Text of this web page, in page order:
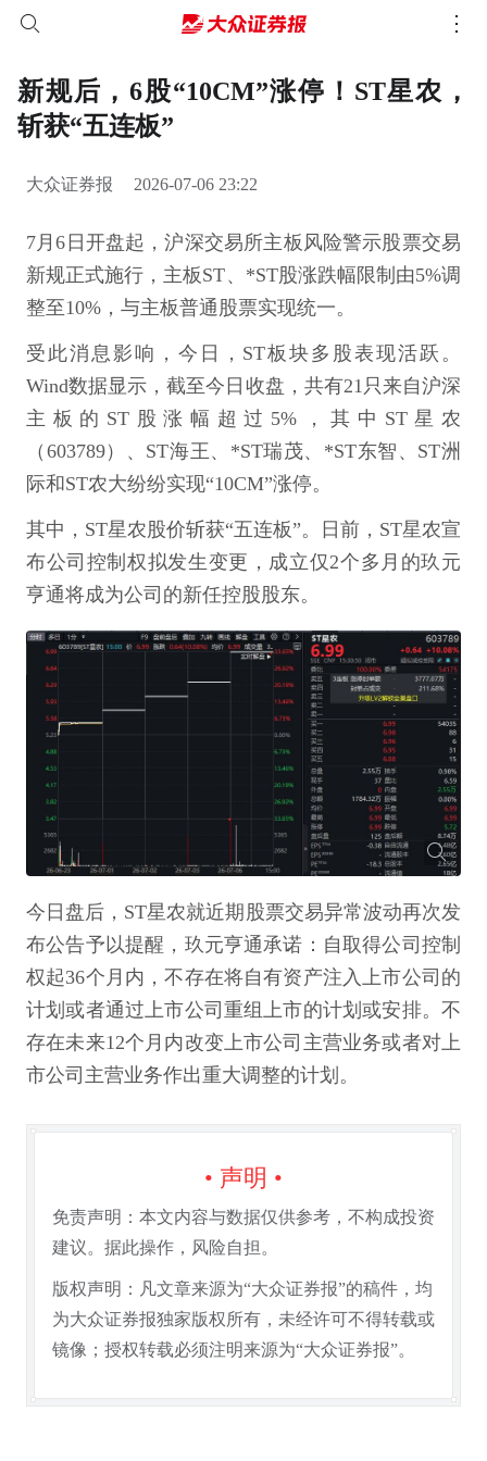
新规后，6股“10CM”涨停！ST星农，
斩获“五连板”
大众证券报 2026-07-06 23:22
7月6日开盘起，沪深交易所主板风险警示股票交易
新规正式施行，主板ST、*ST股涨跌幅限制由5%调
整至10%，与主板普通股票实现统一。
受此消息影响，今日，ST板块多股表现活跃。
Wind数据显示，截至今日收盘，共有21只来自沪深
主板的ST股涨幅超过5%，其中ST星农
（603789）、ST海王、*ST瑞茂、*ST东智、ST洲
际和ST农大纷纷实现“10CM”涨停。
其中，ST星农股价斩获“五连板”。日前，ST星农宣
布公司控制权拟发生变更，成立仅2个多月的玖元
亨通将成为公司的新任控股股东。
今日盘后，ST星农就近期股票交易异常波动再次发
布公告予以提醒，玖元亨通承诺：自取得公司控制
权起36个月内，不存在将自有资产注入上市公司的
计划或者通过上市公司重组上市的计划或安排。不
存在未来12个月内改变上市公司主营业务或者对上
市公司主营业务作出重大调整的计划。
• 声明 •
免责声明：本文内容与数据仅供参考，不构成投资
建议。据此操作，风险自担。
版权声明：凡文章来源为“大众证券报”的稿件，均
为大众证券报独家版权所有，未经许可不得转载或
镜像；授权转载必须注明来源为“大众证券报”。